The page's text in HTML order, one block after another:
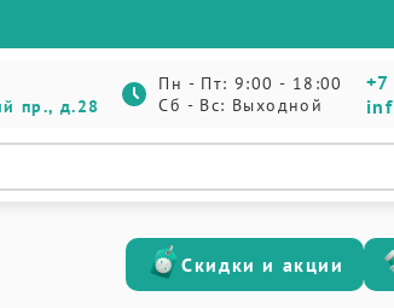
пр., д.28
Пн - Пт: 9:00 - 18:00
Сб - Вс: Выходной
Скидки и акции